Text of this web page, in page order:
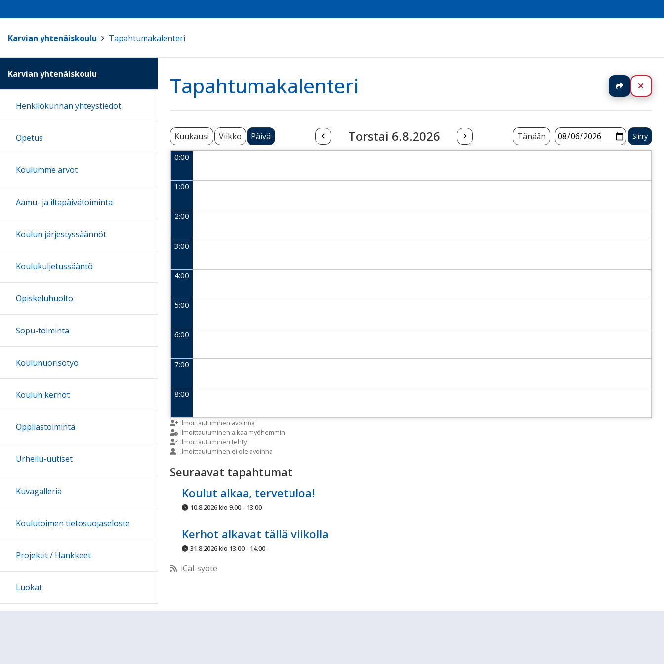
Karvian yhtenäiskoulu Tapahtumakalenteri
Tapahtumakalenteri Jaa
Kuukausi Viikko Päivä Torstai 6.8.2026 Tänään
0:00
1:00
2:00
3:00
4:00
5:00
6:00
7:00
8:00
9:00
10:00
12:00
14:00
Ilmoittautuminen avoinna
Ilmoittautuminen alkaa myöhemmin
Ilmoittautuminen tehty
Ilmoittautuminen ei ole avoinna
Seuraavat tapahtumat
Koulut alkaa, tervetuloa!
10.8.2026 klo 9.00 - 13.00
Kerhot alkavat tällä viikolla
31.8.2026 klo 13.00 - 14.00
iCal-syöte
Karvian yhtenäiskoulu
Henkilökunnan yhteystiedot
Opetus
Koulumme arvot
Aamu- ja iltapäivätoiminta
Koulun järjestyssäännöt
Koulukuljetussääntö
Opiskeluhuolto
Sopu-toiminta
Koulunuorisotyö
Koulun kerhot
Oppilastoiminta
Urheilu-uutiset
Kuvagalleria
Koulutoimen tietosuojaseloste
Projektit / Hankkeet
Luokat